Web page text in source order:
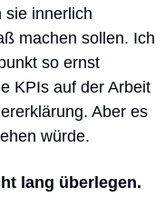
sie innerlich
machen sollen. Ich
so ernst
KPIs auf der Arbeit
Aber es
würde.
lang überlegen.